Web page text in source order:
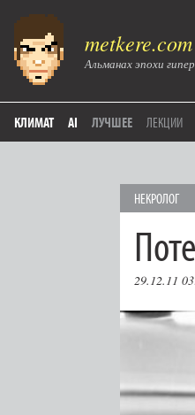
metkere.com
Альманах эпохи
КЛИМАТ AI ЛУЧШЕЕ ЛЕКЦИИ
НЕКРОЛОГ
29.12.11